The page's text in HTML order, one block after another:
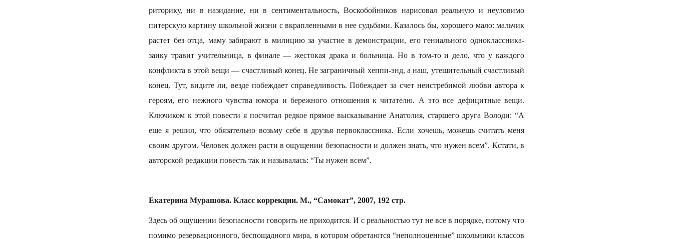
риторику, ни в назидание, ни в сентиментальность, Воскобойников нарисовал реальную и неуловимо
питерскую картину школьной жизни с вкрапленными в нее судьбами. Казалось бы, хорошего мало: мальчик
растет без отца, маму забирают в милицию за участие в демонстрации, его гениального одноклассника-
заику травит учительница, в финале — жестокая драка и больница. Но в том-то и дело, что у каждого
конфликта в этой вещи — счастливый конец. Не заграничный хеппи-энд, а наш, утешительный счастливый
конец. Тут, видите ли, везде побеждает справедливость. Побеждает за счет неистребимой любви автора к
героям, его нежного чувства юмора и бережного отношения к читателю. А это все дефицитные вещи.
Ключиком к этой повести я посчитал редкое прямое высказывание Анатолия, старшего друга Володи: “А
еще я решил, что обязательно возьму себе в друзья первоклассника. Если хочешь, можешь считать меня
своим другом. Человек должен расти в ощущении безопасности и должен знать, что нужен всем”. Кстати, в
авторской редакции повесть так и называлась: “Ты нужен всем”.
Екатерина Мурашова. Класс коррекции. М., “Самокат”, 2007, 192 стр.
Здесь об ощущении безопасности говорить не приходится. И с реальностью тут не все в порядке, потому что
помимо резервационного, беспощадного мира, в котором обретаются “неполноценные” школьники классов